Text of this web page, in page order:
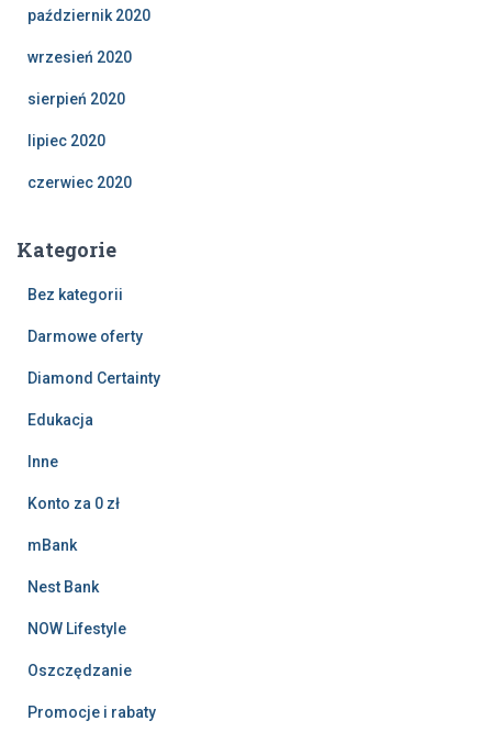
październik 2020
wrzesień 2020
sierpień 2020
lipiec 2020
czerwiec 2020
Kategorie
Bez kategorii
Darmowe oferty
Diamond Certainty
Edukacja
Inne
Konto za 0 zł
mBank
Nest Bank
NOW Lifestyle
Oszczędzanie
Promocje i rabaty